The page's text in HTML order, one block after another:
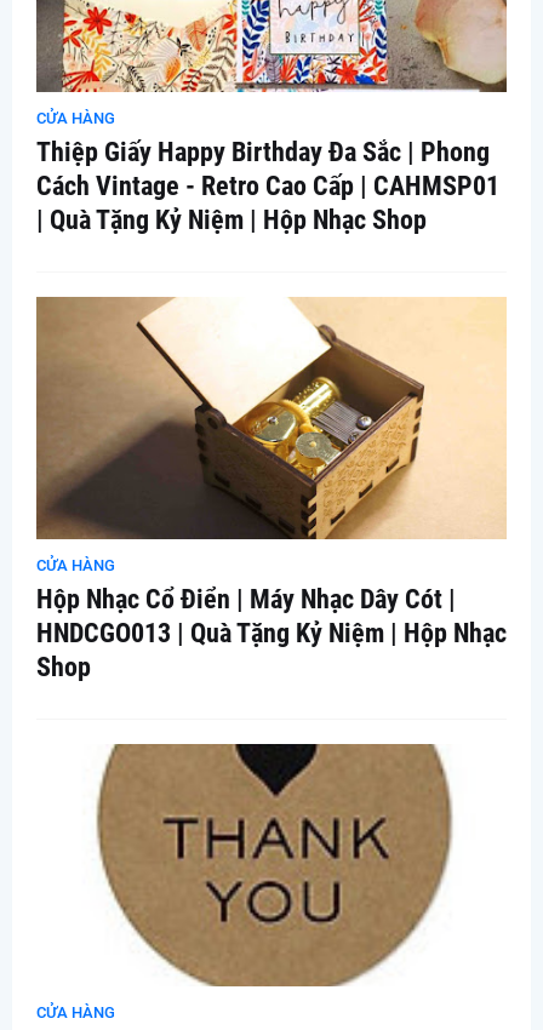
CỬA HÀNG
Thiệp Giấy Happy Birthday Đa Sắc | Phong
Cách Vintage - Retro Cao Cấp | CAHMSP01
| Quà Tặng Kỷ Niệm | Hộp Nhạc Shop
CỬA HÀNG
Hộp Nhạc Cổ Điển | Máy Nhạc Dây Cót |
HNDCGO013 | Quà Tặng Kỷ Niệm | Hộp Nhạc
Shop
CỬA HÀNG